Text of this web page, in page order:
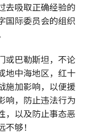
去吸取正确经验的
国际委员会的组织
或巴勒斯坦，不论
地中海地区，红十
施加影响，以便援
响，防止违法行为
，以及防止事态恶
够！